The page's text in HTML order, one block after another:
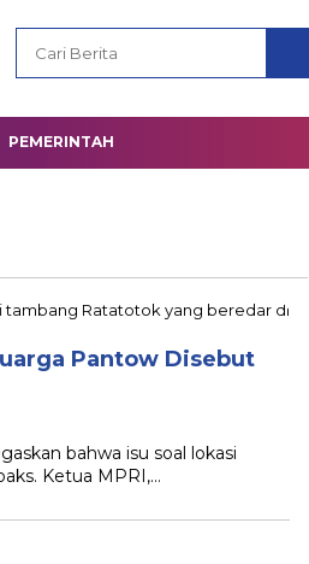
PEMERINTAH
Pantow Disebut
bahwa isu soal lokasi
Ketua MPRI,…